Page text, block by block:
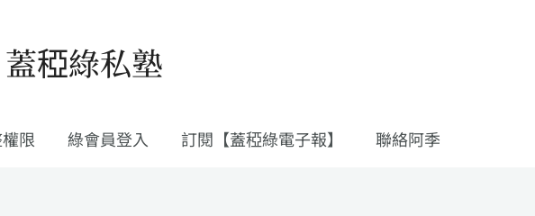
稏綠私塾
限 綠會員登入 訂閱【蓋稏綠電子報】 聯絡阿季